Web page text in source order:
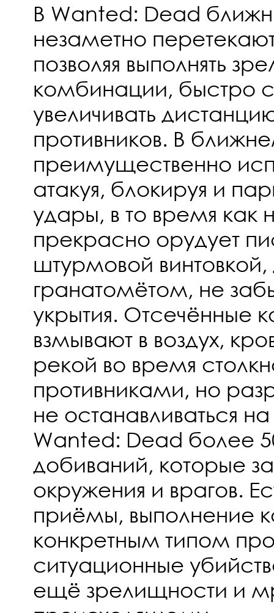
В Wanted: Dead
незаметно
позволяя выполнять
комбинации, быстро
увеличивать
противников. В
преимущественно
атакуя, блокируя и
удары, в то время как
прекрасно орудует
штурмовой
гранатомётом, не
укрытия. Отсечённые
взмывают в воздух,
рекой во время
противниками, но
не останавливаться
Wanted: Dead более
добиваний, которые
окружения и врагов.
приёмы, выполнение
конкретным типом
ситуационные
ещё зрелищности и